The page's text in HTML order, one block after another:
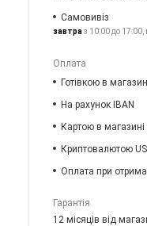
Самовивіз
завтраз 10:00 до 17:00,
Оплата
Готівкою в
На рахунок IBAN
Картою в магазині
Криптовалютою
Оплата при
Гарантія
12 місяців від